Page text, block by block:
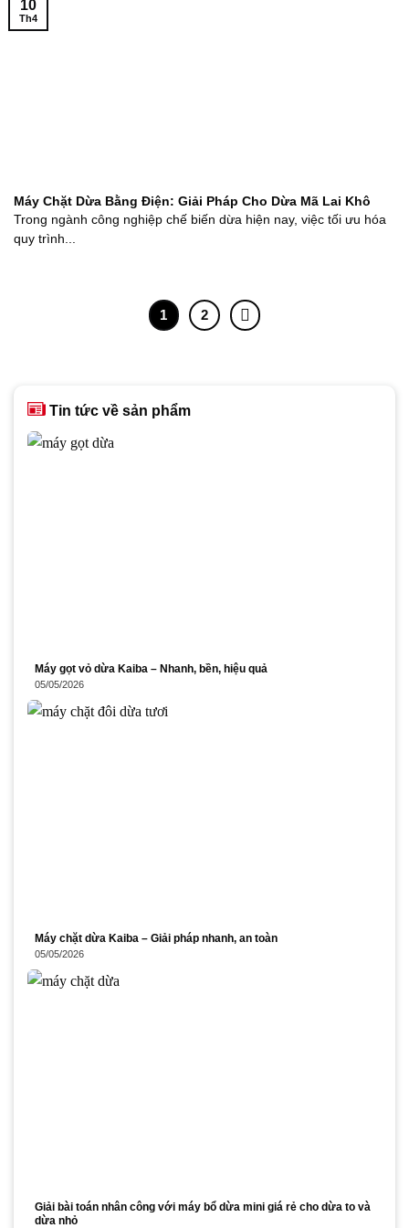
Máy Chặt Dừa Bằng Điện: Giải Pháp Cho Dừa Mã Lai Khô
​Trong ngành công nghiệp chế biến dừa hiện nay, việc tối ưu hóa
quy trình...
10
Th4
1 2
Tin tức về sản phẩm
Máy gọt vỏ dừa Kaiba – Nhanh, bền, hiệu quả
05/05/2026
Máy chặt dừa Kaiba – Giải pháp nhanh, an toàn
05/05/2026
Giải bài toán nhân công với máy bổ dừa mini giá rẻ cho dừa to và
dừa nhỏ